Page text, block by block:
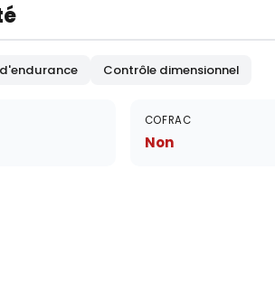
d'endurance Contrôle dimensionnel
COFRAC
Non